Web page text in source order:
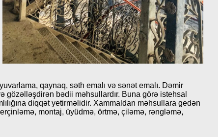
qaynaq, səth emalı və sənət emalı. Dəmir
gözəlləşdirən bədii məhsullardır. Buna görə istehsal
diqqət yetirməlidir. Xammaldan məhsullara gedən
montaj, üyüdmə, örtmə, çiləmə, rəngləmə,